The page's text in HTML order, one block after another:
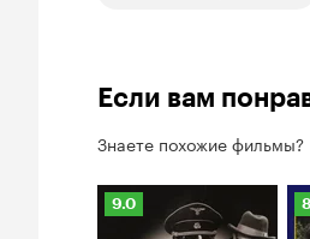
Если вам
Знаете похожие фильмы?
Рейтинг
Кинопоиска
9.0